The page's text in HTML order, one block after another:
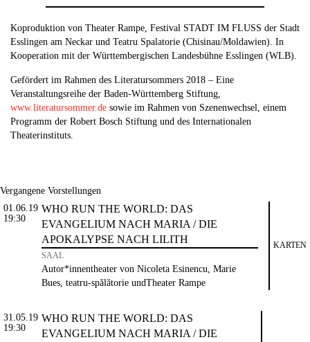
Koproduktion von Theater Rampe, Festival STADT IM FLUSS der Stadt
Esslingen am Neckar und Teatru Spalatorie (Chisinau/Moldawien). In
Kooperation mit der Württembergischen Landesbühne Esslingen (WLB).
Gefördert im Rahmen des Literatursommers 2018 – Eine
Veranstaltungsreihe der Baden-Württemberg Stiftung,
www.literatursommer.de sowie im Rahmen von Szenenwechsel, einem
Programm der Robert Bosch Stiftung und des Internationalen
Theaterinstituts.
Vergangene Vorstellungen
01.06.19
19:30
WHO RUN THE WORLD: DAS
EVANGELIUM NACH MARIA / DIE
APOKALYPSE NACH LILITH
SAAL
Autor*innentheater von Nicoleta Esinencu, Marie
Bues, teatru-spălătorie undTheater Rampe
KARTEN
31.05.19
19:30
WHO RUN THE WORLD: DAS
EVANGELIUM NACH MARIA / DIE